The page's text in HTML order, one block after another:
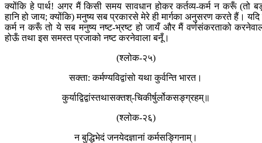
क्योंकि हे पार्थ! अगर मैं किसी समय सावधान होकर कर्तव्य-कर्म न करूँ (तो
हानि हो जाय; क्योंकि) मनुष्य सब प्रकारसे मेरे ही मार्गका अनुसरण करते हैं। यदि
कर्म न करूँ तो ये सब मनुष्य नष्ट-भ्रष्ट हो जायँ और मैं वर्णसंकरताको
होऊँ तथा इस समस्त प्रजाको नष्ट करनेवाला बनूँ।
(श्लोक-२५)
सक्ता: कर्मण्यविद्वांसो यथा कुर्वन्ति भारत।
कुर्याद्विद्वांस्तथासक्त‍‍‍श्-चिकीर्षुर्लोकसङ्ग्रहम्॥
(श्लोक-२६)
न बुद्धिभेदं जनये‍दज्ञानां कर्मसङ्गिनाम्।